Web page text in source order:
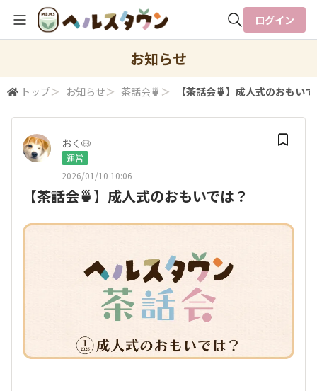
検索
ログイン
お知らせ
トップ＞ お知らせ＞ 茶話会🍵 ＞ 【茶話会🍵】成人式のおもい
おく🐶
運営
2026/01/10 10:06
【茶話会🍵】成人式のおもいでは？